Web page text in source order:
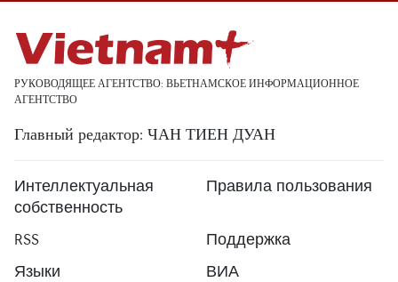
РУКОВОДЯЩЕЕ АГЕНТСТВО: ВЬЕТНАМСКОЕ ИНФОРМАЦИОННОЕ
АГЕНТСТВО
Главный редактор: ЧАН ТИЕН ДУАН
Интеллектуальная
собственность
Правила пользования
RSS
Поддержка
Языки
ВИА